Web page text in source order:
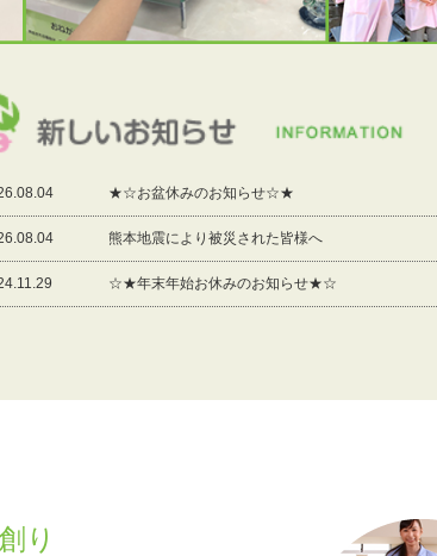
★☆お盆休みのお知らせ☆★
熊本地震により被災された皆様へ
☆★年末年始お休みのお知らせ★☆
り